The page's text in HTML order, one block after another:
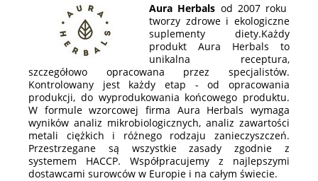
Aura Herbals od 2007 roku
tworzy zdrowe i ekologiczne
suplementy diety.Każdy
produkt Aura Herbals to
unikalna receptura,
szczegółowo opracowana przez specjalistów.
Kontrolowany jest każdy etap - od opracowania
produkcji, do wyprodukowania końcowego produktu.
W formule wzorcowej firma Aura Herbals wymaga
wyników analiz mikrobiologicznych, analiz zawartości
metali ciężkich i różnego rodzaju zanieczyszczeń.
Przestrzegane są wszystkie zasady zgodnie z
systemem HACCP. Współpracujemy z najlepszymi
dostawcami surowców w Europie i na całym świecie.